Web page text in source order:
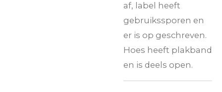
af, label heeft
gebruikssporen en
er is op geschreven.
Hoes heeft plakband
en is deels open.